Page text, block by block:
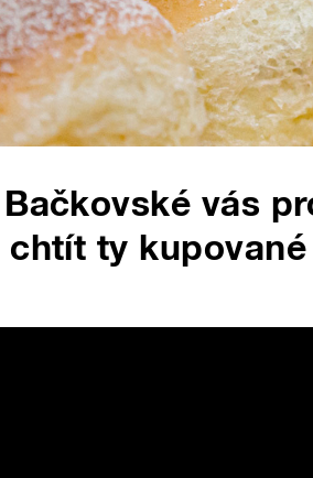
vás
chtít ty kupované